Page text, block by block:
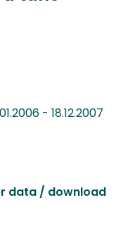
- 18.12.2007
data / download